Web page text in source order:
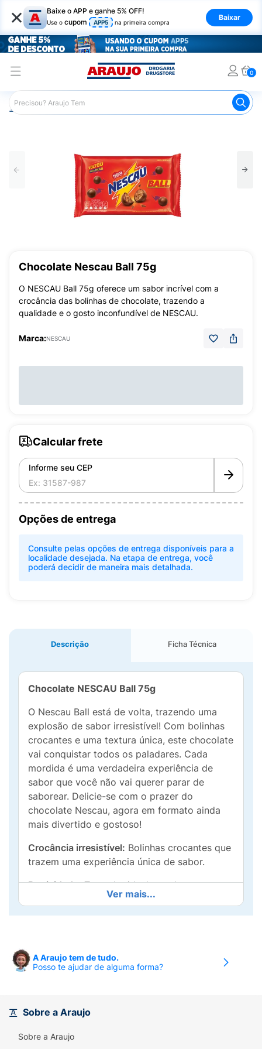
× Baixe o APP e ganhe 5% OFF!
Use o cupom APP5 na primeira compra
Baixar
0
Araujo Mercado Tablete de Chocolate
Chocolate Nescau Ball 75g
O NESCAU Ball 75g oferece um sabor incrível com a
crocância das bolinhas de chocolate, trazendo a
qualidade e o gosto inconfundível de NESCAU.
Marca:NESCAU
Calcular frete
Informe seu CEP
Opções de entrega
Consulte pelas opções de entrega disponíveis para a
localidade desejada. Na etapa de entrega, você
poderá decidir de maneira mais detalhada.
Descrição Ficha Técnica
Chocolate NESCAU Ball 75g
O Nescau Ball está de volta, trazendo uma
explosão de sabor irresistível! Com bolinhas
crocantes e uma textura única, este chocolate
vai conquistar todos os paladares. Cada
mordida é uma verdadeira experiência de
sabor que você não vai querer parar de
saborear. Delicie-se com o prazer do
chocolate Nescau, agora em formato ainda
mais divertido e gostoso!
Crocância irresistível: Bolinhas crocantes que
trazem uma experiência única de sabor.
Praticidade:Tamanho ideal para levar para
qualquer lugar e saborear a qualquer
momento.
característico NESCAU, que todos adoram.
Contém leite e soja. Pode conter traços de
informações detalhadas.
Alérgicos:
Ver mais...
A Araujo tem de tudo.
Posso te ajudar de alguma forma?
Sobre a Araujo
Sobre a Araujo